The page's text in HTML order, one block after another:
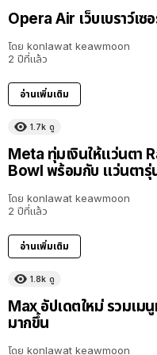
Opera Air เว็บเบราว์เ
โดย konlawat keawmoon
2 ปีที่แล้ว
อ่านเพิ่มเติม
1.7k ดู
Meta ทุ่มเงินให้แว่นตา
Bowl พร้อมกับ แว่นตารุ่
โดย konlawat keawmoon
2 ปีที่แล้ว
อ่านเพิ่มเติม
1.8k ดู
Max อัปเดตใหม่ รวมเม
มากขึ้น
โดย konlawat keawmoon